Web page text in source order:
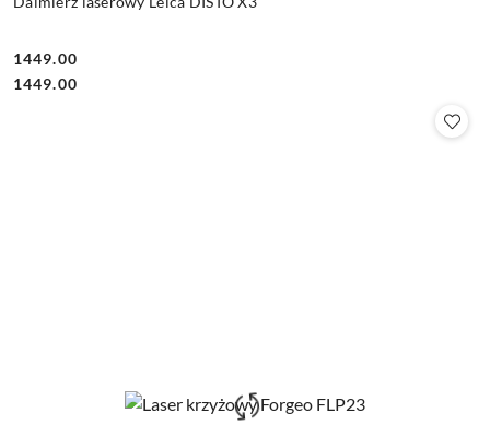
Cena:
1449.00
Cena:
1449.00